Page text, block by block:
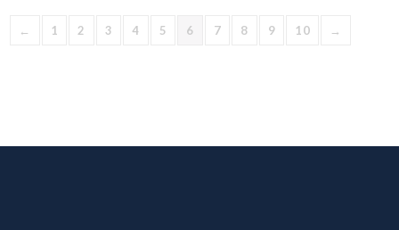
← 1 2 3 4 5 6 7 8 9 10 →